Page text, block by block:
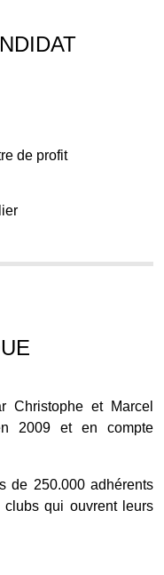
de profit
Christophe et Marcel
2009 et en compte
de 250.000 adhérents
qui ouvrent leurs